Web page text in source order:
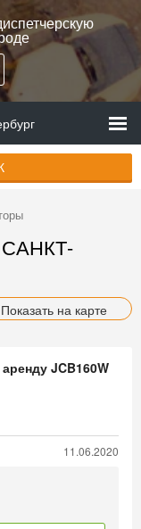
Показать на карте
JCB160W
11.06.2020